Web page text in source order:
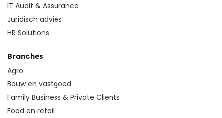
IT Audit & Assurance
Juridisch advies
HR Solutions
Branches
Agro
Bouw en vastgoed
Family Business & Private Clients
Food en retail